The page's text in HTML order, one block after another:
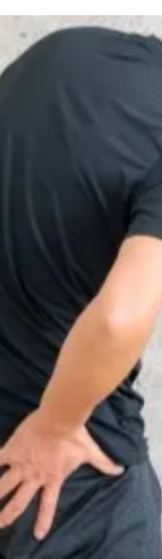
り・きゅうマッサージ院 ケアスマイルの水
口です。 ケアスマイルは、痛み・しびれ・
麻痺でお悩みの方に向けた痛み専門の鍼灸
ッサージ院です。 軽い肩こりから、肩の痛
み、五十肩、腰痛だけでなく顔面神経麻痺